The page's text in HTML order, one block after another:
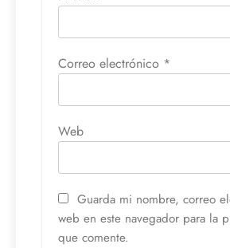
Correo electrónico *
Web
Guarda mi nombre, correo
web en este navegador para la
que comente.